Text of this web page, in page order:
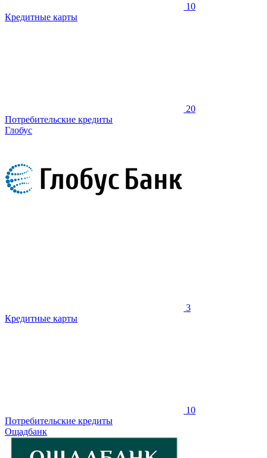
10
Кредитные карты
20
Потребительские кредиты
Глобус
3
Кредитные карты
10
Потребительские кредиты
Ощадбанк